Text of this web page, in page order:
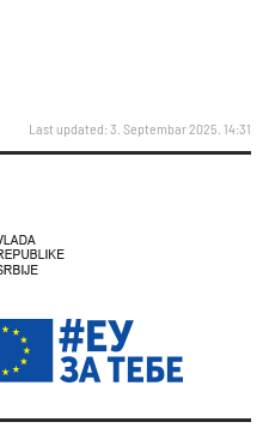
Last updated: 3. Septembar 2025. 14:31